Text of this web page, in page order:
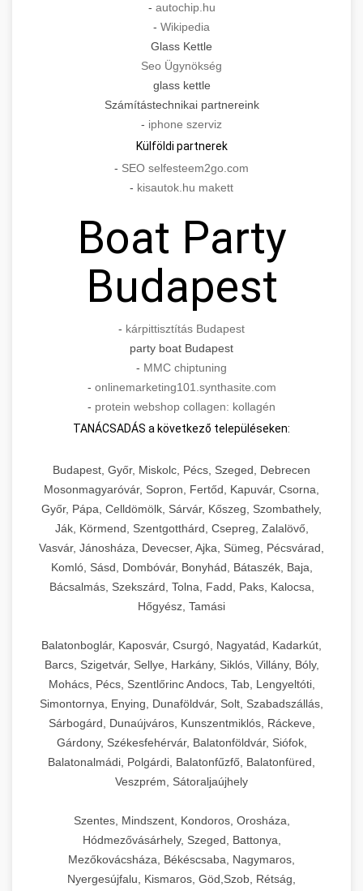
- autochip.hu
- Wikipedia
Glass Kettle
Seo Ügynökség
glass kettle
Számítástechnikai partnereink
- iphone szerviz
Külföldi partnerek
- SEO selfesteem2go.com
- kisautok.hu makett
Boat Party
Budapest
- kárpittisztítás Budapest
party boat Budapest
- MMC chiptuning
- onlinemarketing101.synthasite.com
- protein webshop collagen: kollagén
TANÁCSADÁS a következő településeken:
Budapest, Győr, Miskolc, Pécs, Szeged, Debrecen
Mosonmagyaróvár, Sopron, Fertőd, Kapuvár, Csorna,
Győr, Pápa, Celldömölk, Sárvár, Kőszeg, Szombathely,
Ják, Körmend, Szentgotthárd, Csepreg, Zalalövő,
Vasvár, Jánosháza, Devecser, Ajka, Sümeg, Pécsvárad,
Komló, Sásd, Dombóvár, Bonyhád, Bátaszék, Baja,
Bácsalmás, Szekszárd, Tolna, Fadd, Paks, Kalocsa,
Hőgyész, Tamási
Balatonboglár, Kaposvár, Csurgó, Nagyatád, Kadarkút,
Barcs, Szigetvár, Sellye, Harkány, Siklós, Villány, Bóly,
Mohács, Pécs, Szentlőrinc Andocs, Tab, Lengyeltóti,
Simontornya, Enying, Dunaföldvár, Solt, Szabadszállás,
Sárbogárd, Dunaújváros, Kunszentmiklós, Ráckeve,
Gárdony, Székesfehérvár, Balatonföldvár, Siófok,
Balatonalmádi, Polgárdi, Balatonfűzfő, Balatonfüred,
Veszprém, Sátoraljaújhely
Szentes, Mindszent, Kondoros, Orosháza,
Hódmezővásárhely, Szeged, Battonya,
Mezőkovácsháza, Békéscsaba, Nagymaros,
Nyergesújfalu, Kismaros, Göd,Szob, Rétság,